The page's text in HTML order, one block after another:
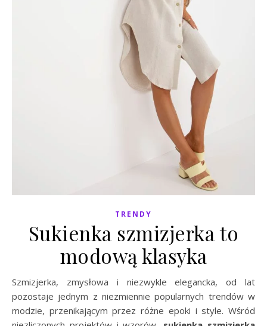
TRENDY
Sukienka szmizjerka to
modową klasyka
Szmizjerka, zmysłowa i niezwykle elegancka, od lat
pozostaje jednym z niezmiennie popularnych trendów w
modzie, przenikającym przez różne epoki i style. Wśród